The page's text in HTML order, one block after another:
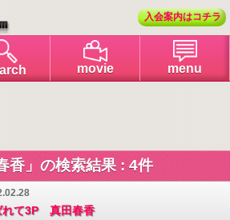
入会案内はコチラ
movie menu
香」の検索結果 : 4件
れて3P 真田春香